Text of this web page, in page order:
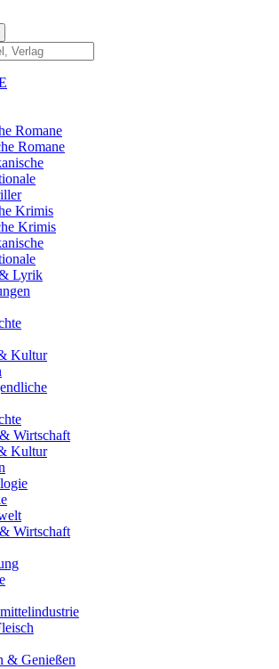
Romane
Romane
Krimis
Krimis
Lyrik
Kultur
Wirtschaft
Kultur
Wirtschaft
& Genießen